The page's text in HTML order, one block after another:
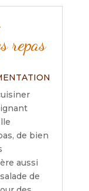
repas
de bien
aussi
de